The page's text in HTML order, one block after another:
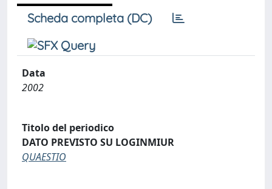
Scheda completa (DC)
Data
2002
Titolo del periodico
DATO PREVISTO SU LOGINMIUR
QUAESTIO